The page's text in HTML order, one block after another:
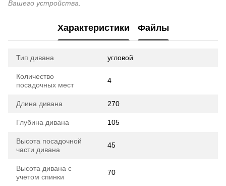
Вашего устройства.
Характеристики Файлы
Тип дивана угловой
Количество
посадочных мест
4
Длина дивана 270
Глубина дивана 105
Высота посадочной
части дивана
45
Высота дивана с
учетом спинки
70